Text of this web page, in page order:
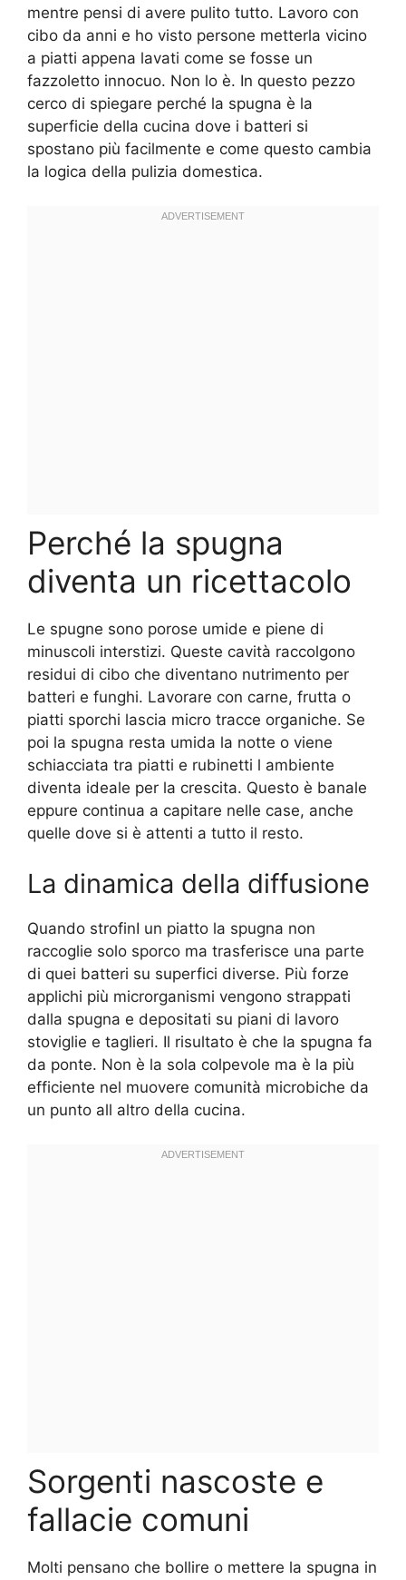
mentre pensi di avere pulito tutto. Lavoro con
cibo da anni e ho visto persone metterla vicino
a piatti appena lavati come se fosse un
fazzoletto innocuo. Non lo è. In questo pezzo
cerco di spiegare perché la spugna è la
superficie della cucina dove i batteri si
spostano più facilmente e come questo cambia
la logica della pulizia domestica.
Perché la spugna
diventa un ricettacolo
Le spugne sono porose umide e piene di
minuscoli interstizi. Queste cavità raccolgono
residui di cibo che diventano nutrimento per
batteri e funghi. Lavorare con carne, frutta o
piatti sporchi lascia micro tracce organiche. Se
poi la spugna resta umida la notte o viene
schiacciata tra piatti e rubinetti l ambiente
diventa ideale per la crescita. Questo è banale
eppure continua a capitare nelle case, anche
quelle dove si è attenti a tutto il resto.
La dinamica della diffusione
Quando strofinI un piatto la spugna non
raccoglie solo sporco ma trasferisce una parte
di quei batteri su superfici diverse. Più forze
applichi più microrganismi vengono strappati
dalla spugna e depositati su piani di lavoro
stoviglie e taglieri. Il risultato è che la spugna fa
da ponte. Non è la sola colpevole ma è la più
efficiente nel muovere comunità microbiche da
un punto all altro della cucina.
Sorgenti nascoste e
fallacie comuni
Molti pensano che bollire o mettere la spugna in